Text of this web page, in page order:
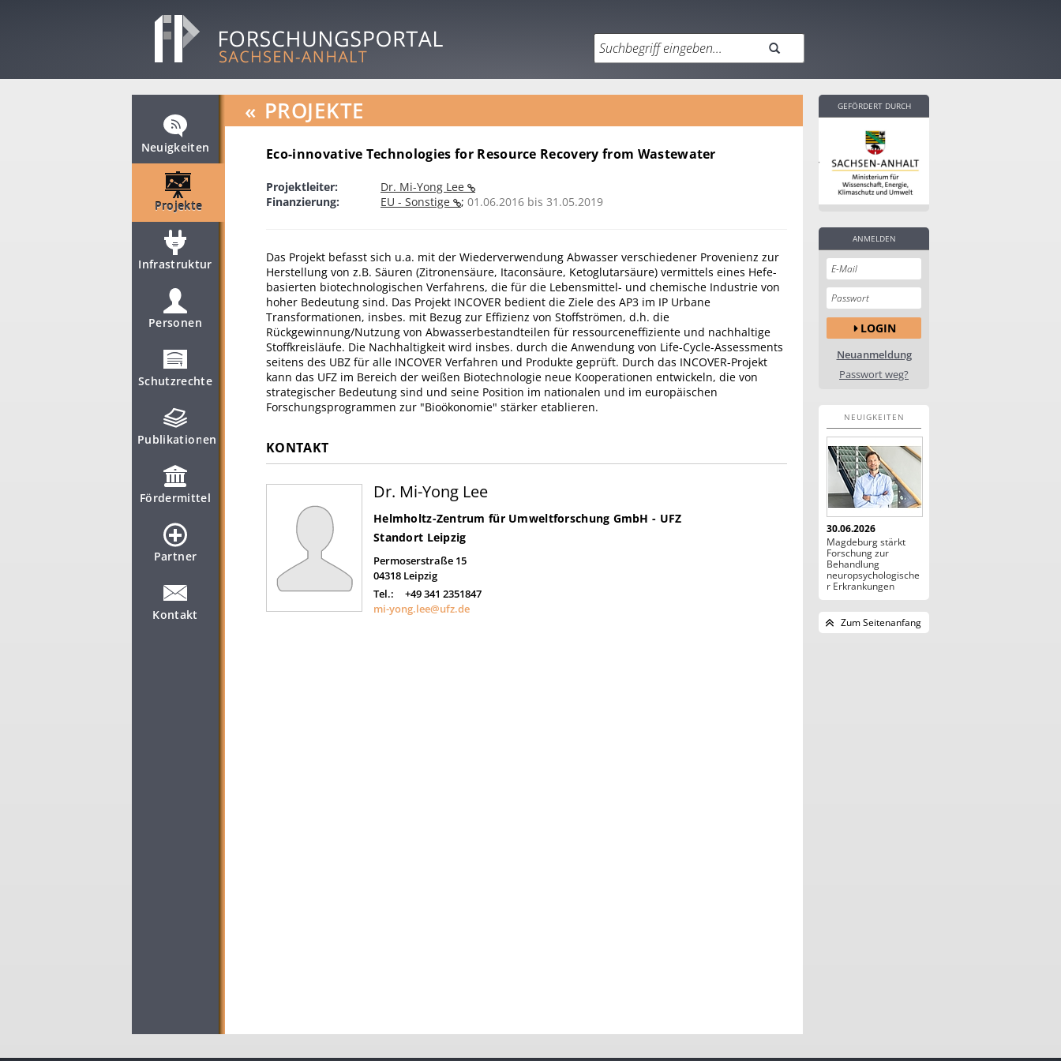
Neuigkeiten
Projekte
Infrastruktur
Personen
Schutzrechte
Publikationen
Fördermittel
Partner
Kontakt
« PROJEKTE
Eco-innovative Technologies for Resource Recovery from Wastewater
Projektleiter:
Dr. Mi-Yong Lee
Finanzierung:
EU - Sonstige ; 01.06.2016 bis 31.05.2019
Das Projekt befasst sich u.a. mit der Wiederverwendung Abwasser verschiedener Provenienz zur
Herstellung von z.B. Säuren (Zitronensäure, Itaconsäure, Ketoglutarsäure) vermittels eines Hefe-
basierten biotechnologischen Verfahrens, die für die Lebensmittel- und chemische Industrie von
hoher Bedeutung sind. Das Projekt INCOVER bedient die Ziele des AP3 im IP Urbane
Transformationen, insbes. mit Bezug zur Effizienz von Stoffströmen, d.h. die
Rückgewinnung/Nutzung von Abwasserbestandteilen für ressourceneffiziente und nachhaltige
Stoffkreisläufe. Die Nachhaltigkeit wird insbes. durch die Anwendung von Life-Cycle-Assessments
seitens des UBZ für alle INCOVER Verfahren und Produkte geprüft. Durch das INCOVER-Projekt
kann das UFZ im Bereich der weißen Biotechnologie neue Kooperationen entwickeln, die von
strategischer Bedeutung sind und seine Position im nationalen und im europäischen
Forschungsprogrammen zur "Bioökonomie" stärker etablieren.
KONTAKT
Dr. Mi-Yong Lee
Helmholtz-Zentrum für Umweltforschung GmbH - UFZ
Standort Leipzig
Permoserstraße 15
04318 Leipzig
Tel.:
+49 341 2351847
mi-yong.lee@ufz.de
GEFÖRDERT DURCH
ANMELDEN
LOGIN
Neuanmeldung
Passwort weg?
NEUIGKEITEN
30.06.2026
Magdeburg stärkt
Forschung zur
Behandlung
neuropsychologische
r Erkrankungen
Zum Seitenanfang